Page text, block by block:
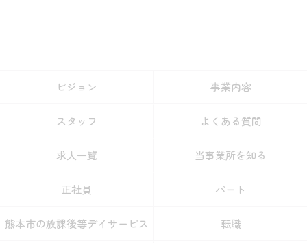
ビジョン 事業内容
スタッフ よくある質問
求人一覧 当事業所を知る
正社員 パート
熊本市の放課後等デイサービス 転職